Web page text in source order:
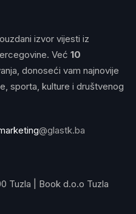
izvor vijesti iz
Već 10
donoseći vam najnovije
sporta, kulture i društvenog
@glastk.ba
Tuzla | Book d.o.o Tuzla